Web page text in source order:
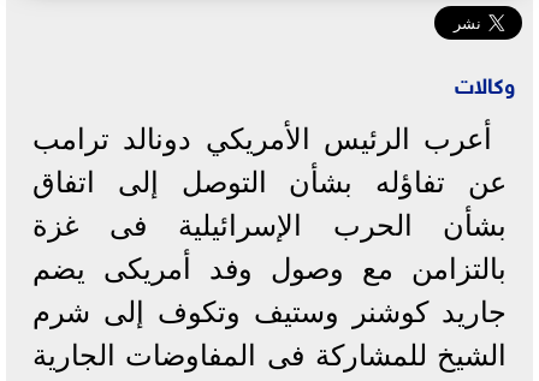
وكالات
أعرب الرئيس الأمريكي دونالد ترامب
عن تفاؤله بشأن التوصل إلى اتفاق
بشأن الحرب الإسرائيلية فى غزة
بالتزامن مع وصول وفد أمريكى يضم
جاريد كوشنر وستيف وتكوف إلى شرم
الشيخ للمشاركة فى المفاوضات الجارية